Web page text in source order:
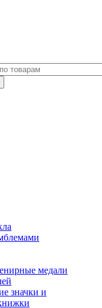
медали